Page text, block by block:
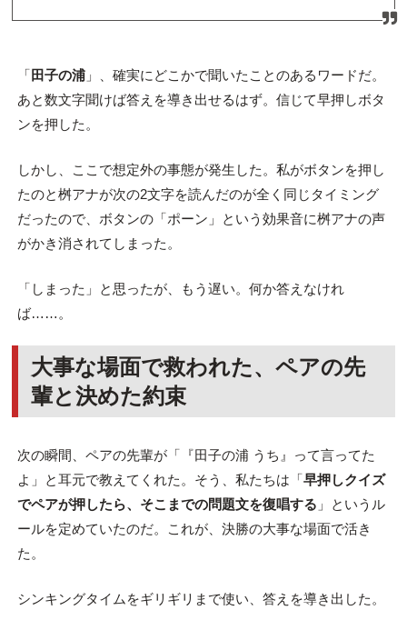
「 田子の浦」、確実にどこかで聞いたことのあるワードだ。
あと数文字聞けば答えを導き出せるはず。信じて早押しボタ
ンを押した。
しかし、ここで想定外の事態が発生した。私がボタンを押し
たのと桝アナが次の2文字を読んだのが全く同じタイミング
だったので、ボタンの「ポーン」という効果音に桝アナの声
がかき消されてしまった。
「しまった」と思ったが、もう遅い。何か答えなけれ
ば……。
大事な場面で救われた、ペアの先
輩と決めた約束
次の瞬間、ペアの先輩が「『田子の浦 うち』って言ってた
よ」と耳元で教えてくれた。そう、私たちは「 早押しクイズ
でペアが押したら、そこまでの問題文を復唱する 」というル
ールを定めていたのだ。これが、決勝の大事な場面で活き
た。
シンキングタイムをギリギリまで使い、答えを導き出した。